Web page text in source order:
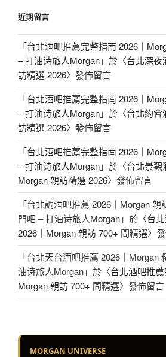
近期留言
「台北酒吧推薦完整指南 2026｜
– 打油诗旅人Morgan」於〈台北深夜
訪精選 2026〉發佈留言
「台北酒吧推薦完整指南 2026｜
– 打油诗旅人Morgan」於〈台北約會
訪精選 2026〉發佈留言
「台北酒吧推薦完整指南 2026｜
– 打油诗旅人Morgan」於〈台北景觀
Morgan 親訪精選 2026〉發佈留言
「台北調酒吧推薦 2026｜Morgan 親
門吧 – 打油诗旅人Morgan」於〈台
2026｜Morgan 親訪 700+ 間精選〉
「台北天台酒吧推薦 2026｜Morgan
油诗旅人Morgan」於〈台北酒吧推薦
Morgan 親訪 700+ 間精選〉發佈留言
MORGAN UNIVERSE